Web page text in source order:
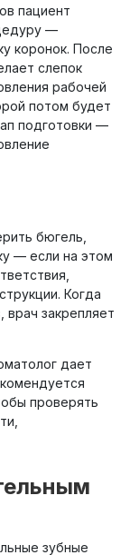
пациент
—
коронок. После
слепок
рабочей
потом будет
подготовки —
бюгель,
— если на этом
Когда
врач закрепляет
дает
проверять
зубные